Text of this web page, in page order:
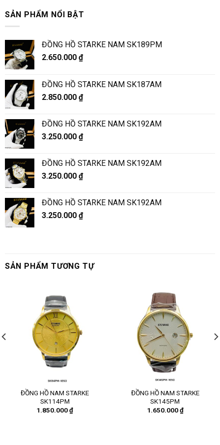
SẢN PHẨM NỔI BẬT
ĐỒNG HỒ STARKE NAM SK189PM
2.650.000 ₫
ĐỒNG HỒ STARKE NAM SK187AM
2.850.000 ₫
ĐỒNG HỒ STARKE NAM SK192AM
3.250.000 ₫
ĐỒNG HỒ STARKE NAM SK192AM
3.250.000 ₫
ĐỒNG HỒ STARKE NAM SK192AM
3.250.000 ₫
SẢN PHẨM TƯƠNG TỰ
ĐỒNG HỒ NAM STARKE
SK114PM
1.850.000₫
ĐỒNG HỒ NAM STARKE
SK145PM
1.650.000₫